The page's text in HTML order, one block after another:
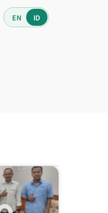
EN ID